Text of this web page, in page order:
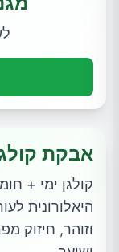
אבקת
קולגן ימי +
היאלורונית
וזוהר, חיזוק